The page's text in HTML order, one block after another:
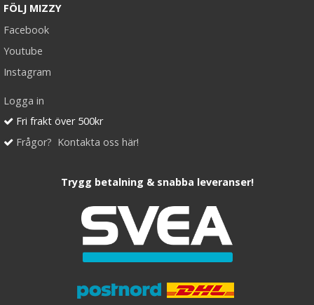
FÖLJ MIZZY
Facebook
Youtube
Instagram
Logga in
Fri frakt över 500kr
Frågor? Kontakta oss här!
Trygg betalning & snabba leveranser!